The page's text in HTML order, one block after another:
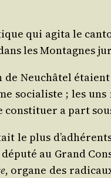
qui agi­ta le
les Mon­tagnes
de Neu­châ­tel
socia­liste ; les
consti­tuer a part
le plus
au Grand
, organe des